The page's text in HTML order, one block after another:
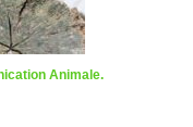
Animale.